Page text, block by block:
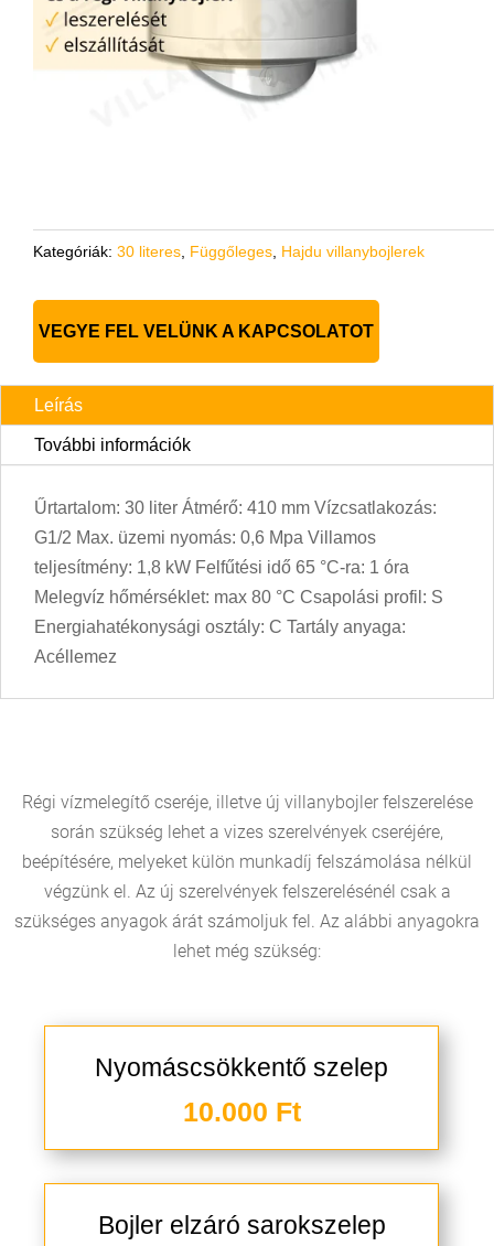
Kategóriák: 30 literes Függőleges Hajdu villanybojlerek
VEGYE FEL VELÜNK A KAPCSOLATOT
Leírás
További információk
Űrtartalom: 30 liter Átmérő: 410 mm Vízcsatlakozás:
G1/2 Max. üzemi nyomás: 0,6 Mpa Villamos
teljesítmény: 1,8 kW Felfűtési idő 65 °C-ra: 1 óra
Melegvíz hőmérséklet: max 80 °C Csapolási profil: S
Energiahatékonysági osztály: C Tartály anyaga:
Acéllemez
Régi vízmelegítő cseréje, illetve új villanybojler felszerelése
során szükség lehet a vizes szerelvények cseréjére,
beépítésére, melyeket külön munkadíj felszámolása nélkül
végzünk el. Az új szerelvények felszerelésénél csak a
szükséges anyagok árát számoljuk fel. Az alábbi anyagokra
lehet még szükség:
Nyomáscsökkentő szelep
10.000 Ft
Bojler elzáró sarokszelep